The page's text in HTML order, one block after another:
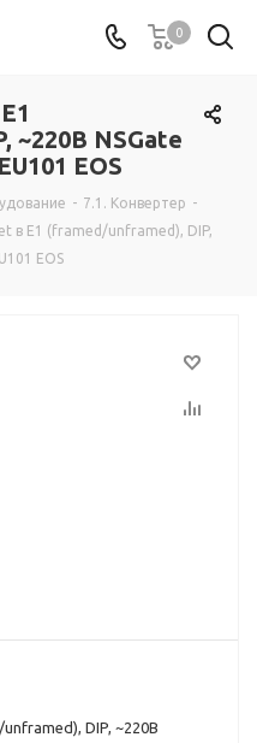
0
~220В NSGate
EOS
- 7.1. Конвертер -
в E1 (framed/unframed), DIP,
EOS
DIP, ~220В